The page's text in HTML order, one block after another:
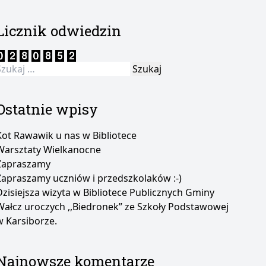
odwiedzin
wpisy
Rawawik u nas w Bibliotece
Wielkanocne
uczniów i przedszkolaków :-)
wizyta w Bibliotece Publicznych Gminy
uroczych ,,Biedronek” ze Szkoły Podstawowej
Karsiborze.
komentarze